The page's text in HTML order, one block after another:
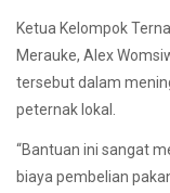
Ketua Kelompok
Merauke, Alex
tersebut dalam
peternak lokal.
“Bantuan ini sangat
biaya pembelian